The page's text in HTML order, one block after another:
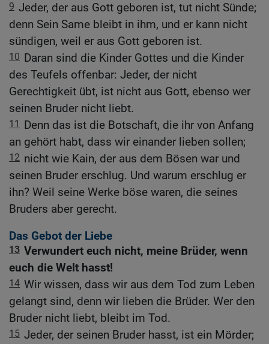
9 Jeder, der aus Gott geboren ist, tut nicht Sünde;
denn Sein Same bleibt in ihm, und er kann nicht
sündigen, weil er aus Gott geboren ist.
10 Daran sind die Kinder Gottes und die Kinder
des Teufels offenbar: Jeder, der nicht
Gerechtigkeit übt, ist nicht aus Gott, ebenso wer
seinen Bruder nicht liebt.
11 Denn das ist die Botschaft, die ihr von Anfang
an gehört habt, dass wir einander lieben sollen;
12 nicht wie Kain, der aus dem Bösen war und
seinen Bruder erschlug. Und warum erschlug er
ihn? Weil seine Werke böse waren, die seines
Bruders aber gerecht.
Das Gebot der Liebe
13 Verwundert euch nicht, meine Brüder, wenn
euch die Welt hasst!
14 Wir wissen, dass wir aus dem Tod zum Leben
gelangt sind, denn wir lieben die Brüder. Wer den
Bruder nicht liebt, bleibt im Tod.
15 Jeder, der seinen Bruder hasst, ist ein Mörder;